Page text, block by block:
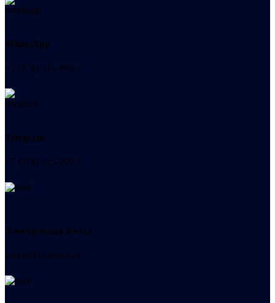
WhatsApp
+7 (978) 515-999-7
Telegram
+7 (978) 515-999-7
Электронная почта
admin@helpsant.ru